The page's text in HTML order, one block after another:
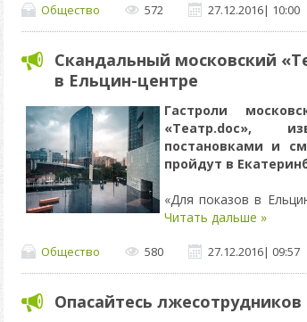
Общество 572 27.12.2016| 10:00
Скандальный московский
в Ельцин-центре
Гастроли
«Театр.doc»,
постановками и
пройдут в
«Для показов в
Читать дальше »
Общество 580 27.12.2016| 09:57
Опасайтесь лжесотрудников